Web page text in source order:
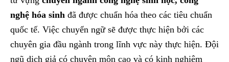
nghệ hóa sinh đã được chuẩn hóa theo các tiêu chuẩn
quốc tế. Việc chuyển ngữ sẽ được thực hiện bởi các
chuyên gia đầu ngành trong lĩnh vực này thực hiện. Đội
ngũ dịch giả có chuyên môn cao và có kinh nghiệm